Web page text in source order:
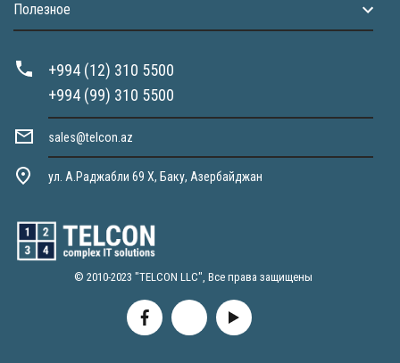
Полезное
+994 (12) 310 5500
+994 (99) 310 5500
sales@telcon.az
ул. А.Раджабли 69 X, Баку, Азербайджан
© 2010-2023 "TELCON LLC", Все права защищены